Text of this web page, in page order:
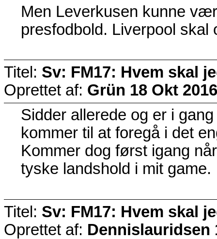
Men Leverkusen kunne
presfodbold. Liverpool skal
Titel: Sv: FM17: Hvem skal
Oprettet af: Grün 18 Okt
Sidder allerede og er i
kommer til at foregå i det
Kommer dog først igang
tyske landshold i mit game.
Titel: Sv: FM17: Hvem skal
Oprettet af: Dennislauridsen